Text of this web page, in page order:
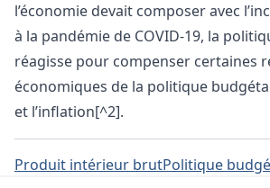
l’économie devait composer avec
à la pandémie de COVID‑19, la
réagisse pour compenser certaines
économiques de la politique
et l’inflation[^2].
Produit intérieur brutPolitique